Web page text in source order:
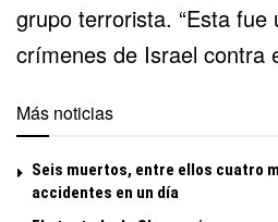
grupo terrorista. “Esta
crímenes de Israel contra
Más noticias
Seis muertos, entre ellos cuatro
accidentes en un día